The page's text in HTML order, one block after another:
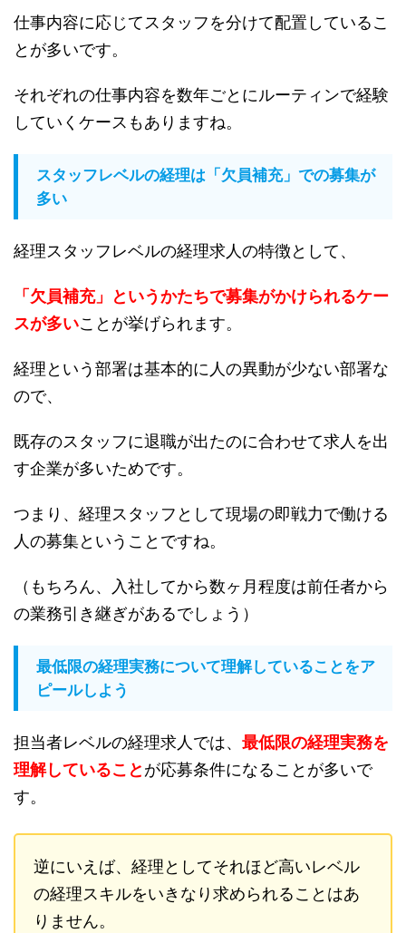
仕事内容に応じてスタッフを分けて配置しているこ
とが多いです。
それぞれの仕事内容を数年ごとにルーティンで経験
していくケースもありますね。
スタッフレベルの経理は「欠員補充」での募集が
多い
経理スタッフレベルの経理求人の特徴として、
「欠員補充」というかたちで募集がかけられるケー
スが多いことが挙げられます。
経理という部署は基本的に人の異動が少ない部署な
ので、
既存のスタッフに退職が出たのに合わせて求人を出
す企業が多いためです。
つまり、経理スタッフとして現場の即戦力で働ける
人の募集ということですね。
（もちろん、入社してから数ヶ月程度は前任者から
の業務引き継ぎがあるでしょう）
最低限の経理実務について理解していることをア
ピールしよう
担当者レベルの経理求人では、 最低限の経理実務を
理解していることが応募条件になることが多いで
す。
逆にいえば、経理としてそれほど高いレベル
の経理スキルをいきなり求められることはあ
りません。